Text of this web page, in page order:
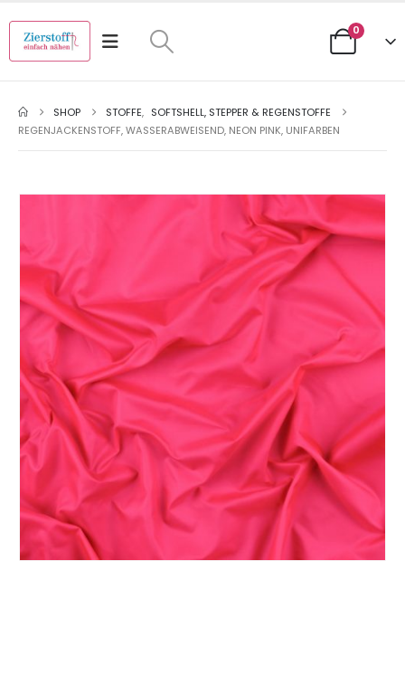
0
SHOP STOFFE, SOFTSHELL, STEPPER & REGENSTOFFE
REGENJACKENSTOFF, WASSERABWEISEND, NEON PINK, UNIFARBEN